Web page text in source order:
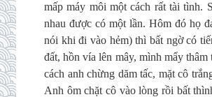
mấp máy môi một cách rất tài tình.
nhau được có một lần. Hôm đó họ
nói khi đi vào hẻm) thì bất ngờ có
đất, hồn vía lên mây, mình mẩy
cách anh chừng dăm tấc, mặt cô
Anh ôm chặt cô vào lòng rồi bất